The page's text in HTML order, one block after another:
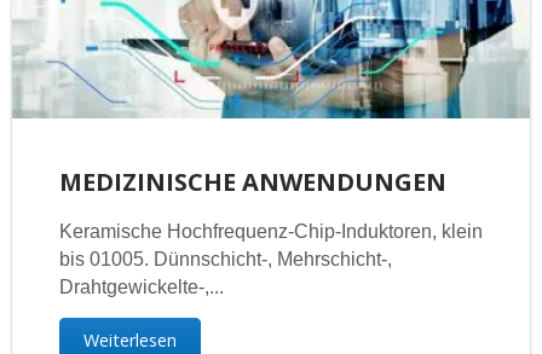
MEDIZINISCHE ANWENDUNGEN
Keramische Hochfrequenz-Chip-Induktoren, klein
bis 01005. Dünnschicht-, Mehrschicht-,
Drahtgewickelte-,...
Weiterlesen